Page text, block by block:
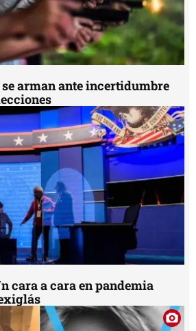
arman ante incertidumbre
cara a cara en pandemia